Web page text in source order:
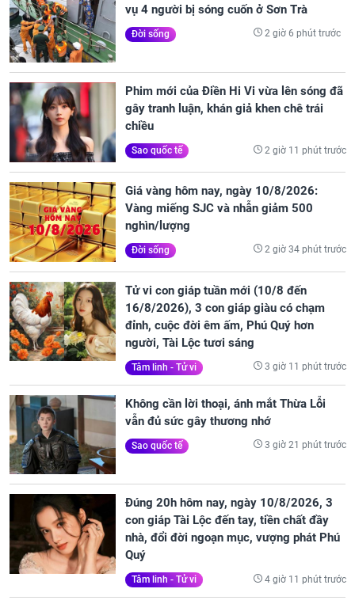
vụ 4 người bị sóng cuốn ở Sơn Trà
Đời sống 2 giờ 6 phút trước
Phim mới của Điền Hi Vi vừa lên sóng đã
gây tranh luận, khán giả khen chê trái
chiều
Sao quốc tế 2 giờ 11 phút trước
Giá vàng hôm nay, ngày 10/8/2026:
Vàng miếng SJC và nhẫn giảm 500
nghìn/lượng
Đời sống 2 giờ 34 phút trước
Tử vi con giáp tuần mới (10/8 đến
16/8/2026), 3 con giáp giàu có chạm
đỉnh, cuộc đời êm ấm, Phú Quý hơn
người, Tài Lộc tươi sáng
Tâm linh - Tử vi 3 giờ 11 phút trước
Không cần lời thoại, ánh mắt Thừa Lỗi
vẫn đủ sức gây thương nhớ
Sao quốc tế 3 giờ 21 phút trước
Đúng 20h hôm nay, ngày 10/8/2026, 3
con giáp Tài Lộc đến tay, tiền chất đầy
nhà, đổi đời ngoạn mục, vượng phát Phú
Quý
Tâm linh - Tử vi 4 giờ 11 phút trước